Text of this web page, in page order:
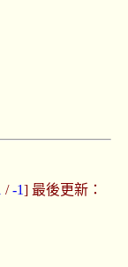
/-1] 最後更新：